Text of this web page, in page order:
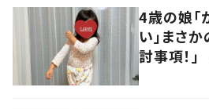
4歳の娘「
い」まさ
討事項！